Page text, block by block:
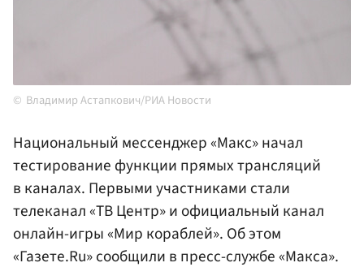
Владимир Астапкович/РИА Новости
Национальный мессенджер «Макс» начал
тестирование функции прямых трансляций
в каналах. Первыми участниками стали
телеканал «ТВ Центр» и официальный канал
онлайн-игры «Мир кораблей». Об этом
«Газете.Ru» сообщили в пресс-службе «Макса».